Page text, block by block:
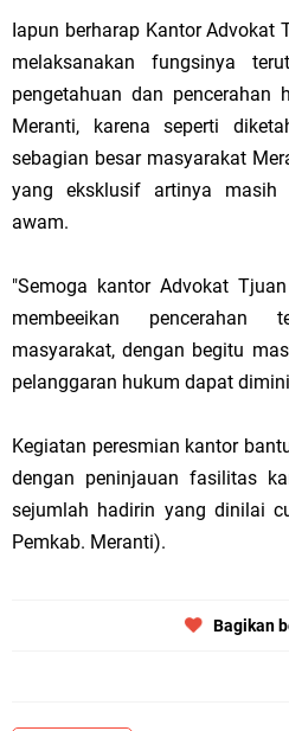
Iapun berharap Kantor Advokat
melaksanakan fungsinya
pengetahuan dan pencerahan
Meranti, karena seperti
sebagian besar masyarakat
yang eksklusif artinya masih
awam.
"Semoga kantor Advokat
membeeikan pencerahan
masyarakat, dengan begitu
pelanggaran hukum dapat
Kegiatan peresmian kantor
dengan peninjauan fasilitas
sejumlah hadirin yang dinilai
Pemkab. Meranti).
Bagikan